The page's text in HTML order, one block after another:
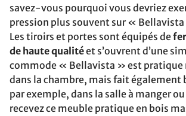
savez-vous pourquoi vous devriez
pression plus souvent sur «
Les tiroirs et portes sont équipés de
de haute qualitéet s’ouvrent d’une
commode « Bellavista » est pratique
dans la chambre, mais fait également
par exemple, dans la salle à manger
recevez ce meuble pratique en bois